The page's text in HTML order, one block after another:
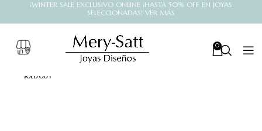
¡WINTER SALE EXCLUSIVO ONLINE ¡HASTA 50% OFF EN JOYAS
SELECCIONADAS! VER MÁS
0
SOLD OUT